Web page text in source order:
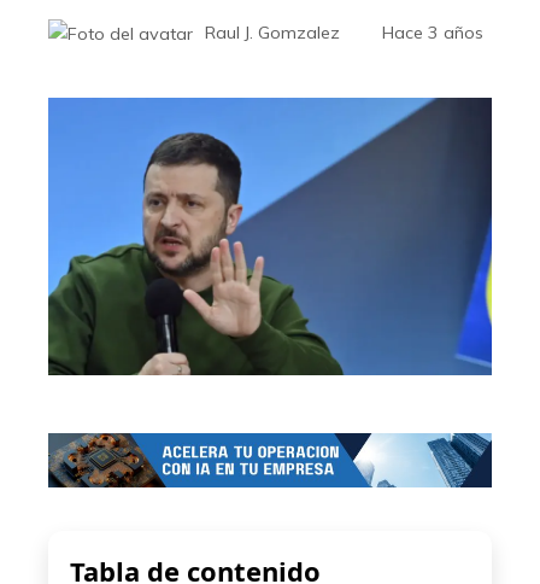
Raul J. Gomzalez Hace 3 años
Tabla de contenido